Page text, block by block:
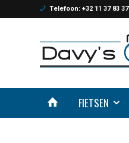
Telefoon: +32 11 37 83 37
FIETSEN